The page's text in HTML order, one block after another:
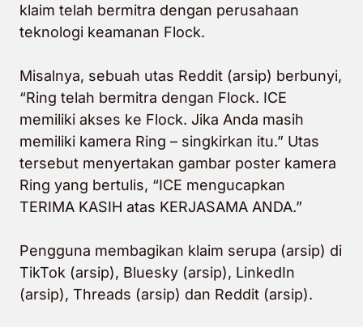
klaim telah bermitra dengan perusahaan
teknologi keamanan Flock.
Misalnya, sebuah utas Reddit (arsip) berbunyi,
“Ring telah bermitra dengan Flock. ICE
memiliki akses ke Flock. Jika Anda masih
memiliki kamera Ring – singkirkan itu.” Utas
tersebut menyertakan gambar poster kamera
Ring yang bertulis, “ICE mengucapkan
TERIMA KASIH atas KERJASAMA ANDA.”
Pengguna membagikan klaim serupa (arsip) di
TikTok (arsip), Bluesky (arsip), LinkedIn
(arsip), Threads (arsip) dan Reddit (arsip).